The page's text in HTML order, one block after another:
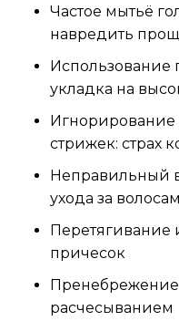
Частое мытьё
навредить
Использование
укладка на
Игнорирование
стрижек: страх
Неправильный
ухода за
Перетягивание
причесок
расчесыванием